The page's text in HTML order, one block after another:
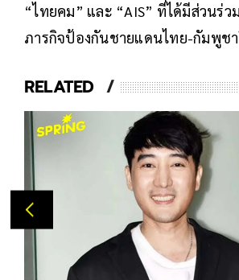
“ไทยคม” และ “AIS” ที่ได้มีส่วนร่
ภารกิจป้องกันชายแดนไทย-กัมพูช
RELATED